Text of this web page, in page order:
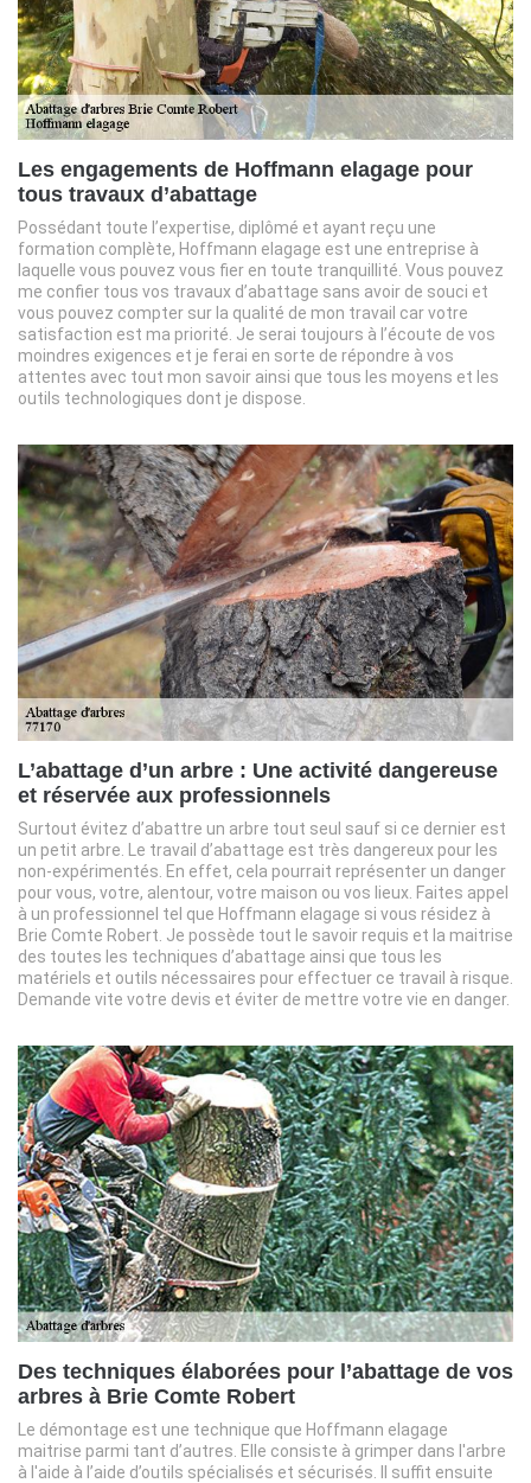
Les engagements de Hoffmann elagage pour
tous travaux d’abattage
Possédant toute l’expertise, diplômé et ayant reçu une
formation complète, Hoffmann elagage est une entreprise à
laquelle vous pouvez vous fier en toute tranquillité. Vous pouvez
me confier tous vos travaux d’abattage sans avoir de souci et
vous pouvez compter sur la qualité de mon travail car votre
satisfaction est ma priorité. Je serai toujours à l’écoute de vos
moindres exigences et je ferai en sorte de répondre à vos
attentes avec tout mon savoir ainsi que tous les moyens et les
outils technologiques dont je dispose.
L’abattage d’un arbre : Une activité dangereuse
et réservée aux professionnels
Surtout évitez d’abattre un arbre tout seul sauf si ce dernier est
un petit arbre. Le travail d’abattage est très dangereux pour les
non-expérimentés. En effet, cela pourrait représenter un danger
pour vous, votre, alentour, votre maison ou vos lieux. Faites appel
à un professionnel tel que Hoffmann elagage si vous résidez à
Brie Comte Robert. Je possède tout le savoir requis et la maitrise
des toutes les techniques d’abattage ainsi que tous les
matériels et outils nécessaires pour effectuer ce travail à risque.
Demande vite votre devis et éviter de mettre votre vie en danger.
Des techniques élaborées pour l’abattage de vos
arbres à Brie Comte Robert
Le démontage est une technique que Hoffmann elagage
maitrise parmi tant d’autres. Elle consiste à grimper dans l'arbre
à l'aide à l’aide d’outils spécialisés et sécurisés. Il suffit ensuite